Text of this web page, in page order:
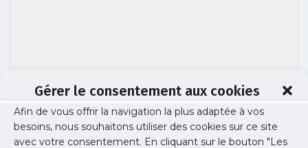
Gérer le consentement aux cookies
Afin de vous offrir la navigation la plus adaptée à vos
besoins, nous souhaitons utiliser des cookies sur ce site
avec votre consentement. En cliquant sur le bouton "Les
urps-soiree-internes-2017-3